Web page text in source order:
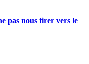
pas nous tirer vers le